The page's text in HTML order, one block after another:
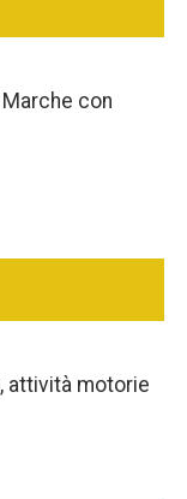
con
attività motorie